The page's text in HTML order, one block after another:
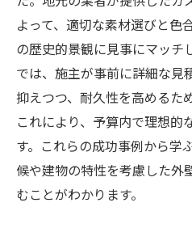
よって、適切な素材選びと色
の歴史的景観に見事にマッチ
では、施主が事前に詳細な見
抑えつつ、耐久性を高めるた
これにより、予算内で理想的
す。これらの成功事例から学
候や建物の特性を考慮した外
むことがわかります。